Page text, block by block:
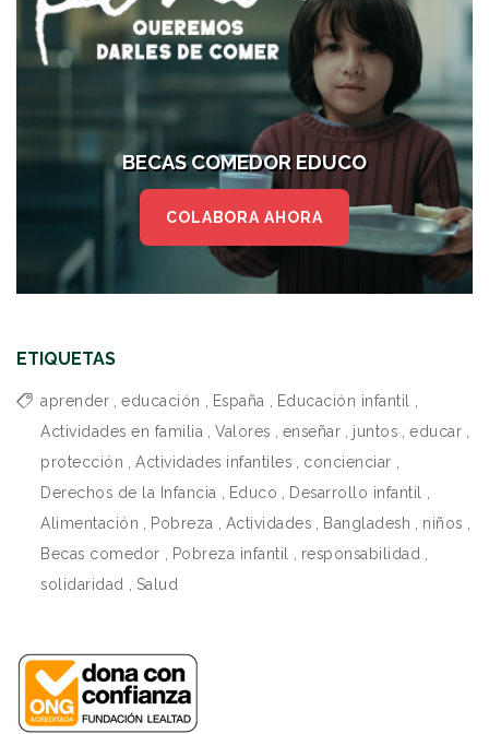
BECAS COMEDOR EDUCO
COLABORA AHORA
ETIQUETAS
aprender , educación , España , Educación infantil ,
Actividades en familia , Valores , enseñar , juntos , educar ,
protección , Actividades infantiles , concienciar ,
Derechos de la Infancia , Educo , Desarrollo infantil ,
Alimentación , Pobreza , Actividades , Bangladesh , niños ,
Becas comedor , Pobreza infantil , responsabilidad ,
solidaridad , Salud